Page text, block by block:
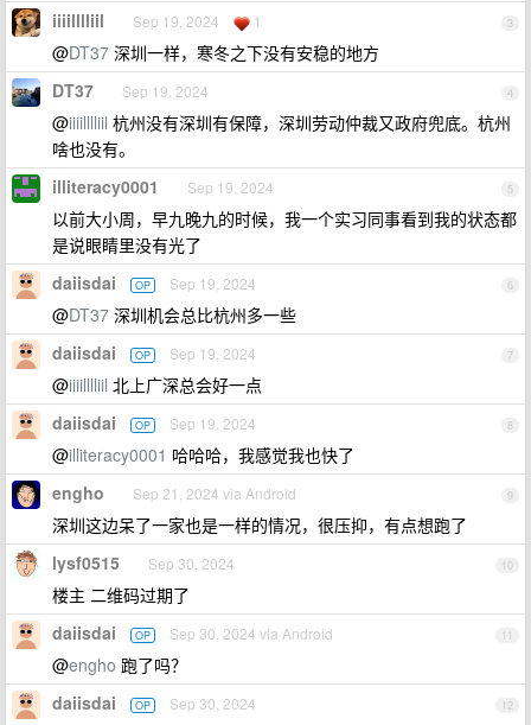
3
iiiilllliil Sep 19, 2024 1
@DT37 深圳一样，寒冬之下没有安稳的地方
4
DT37 Sep 19, 2024
@iiiilllliil 杭州没有深圳有保障，深圳劳动仲裁又政府兜底。杭州
啥也没有。
5
illiteracy0001 Sep 19, 2024
以前大小周，早九晚九的时候，我一个实习同事看到我的状态都
是说眼睛里没有光了
6
daiisdai OP Sep 19, 2024
@DT37 深圳机会总比杭州多一些
7
daiisdai OP Sep 19, 2024
@iiiilllliil 北上广深总会好一点
8
daiisdai OP Sep 19, 2024
@illiteracy0001 哈哈哈，我感觉我也快了
9
engho Sep 21, 2024 via Android
深圳这边呆了一家也是一样的情况，很压抑，有点想跑了
10
lysf0515 Sep 30, 2024
楼主 二维码过期了
11
daiisdai OP Sep 30, 2024 via Android
@engho 跑了吗？
12
daiisdai OP Sep 30, 2024